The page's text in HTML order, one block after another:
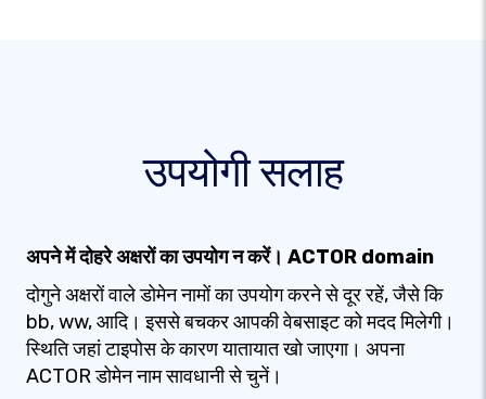
उपयोगी सलाह
अपने में दोहरे अक्षरों का उपयोग न करें। ACTOR domain
दोगुने अक्षरों वाले डोमेन नामों का उपयोग करने से दूर रहें, जैसे कि
bb, ww, आदि। इससे बचकर आपकी वेबसाइट को मदद मिलेगी।
स्थिति जहां टाइपोस के कारण यातायात खो जाएगा। अपना
ACTOR डोमेन नाम सावधानी से चुनें।